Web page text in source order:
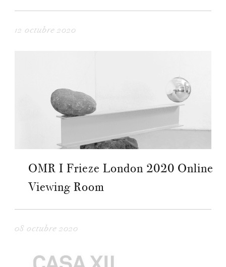
12 octubre 2020
OMR I Frieze London 2020 Online
Viewing Room
08 octubre 2020